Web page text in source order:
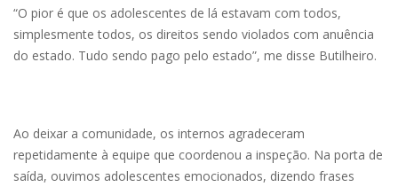
“O pior é que os adolescentes de lá estavam com todos,
simplesmente todos, os direitos sendo violados com anuência
do estado. Tudo sendo pago pelo estado”, me disse Butilheiro.
Ao deixar a comunidade, os internos agradeceram
repetidamente à equipe que coordenou a inspeção. Na porta de
saída, ouvimos adolescentes emocionados, dizendo frases